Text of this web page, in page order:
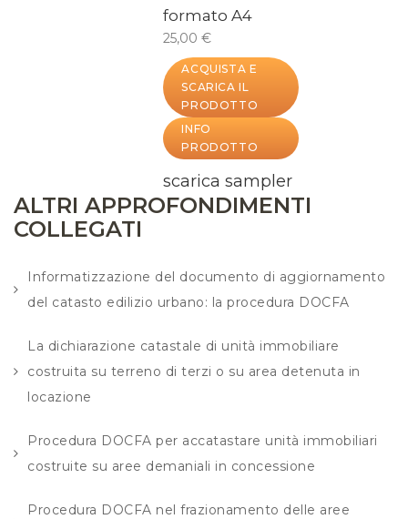
formato A4
25,00 €
ACQUISTA E
SCARICA IL
PRODOTTO
INFO
PRODOTTO
scarica sampler
ALTRI APPROFONDIMENTI
COLLEGATI
Informatizzazione del documento di aggiornamento
del catasto edilizio urbano: la procedura DOCFA
La dichiarazione catastale di unità immobiliare
costruita su terreno di terzi o su area detenuta in
locazione
Procedura DOCFA per accatastare unità immobiliari
costruite su aree demaniali in concessione
Procedura DOCFA nel frazionamento delle aree